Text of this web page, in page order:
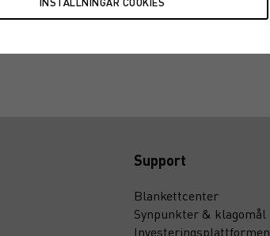
Support
Blankettcenter
Synpunkter & klagomål
Investeringsplattformen